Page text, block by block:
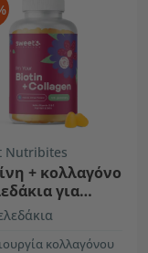
Nutribites
+ κολλαγόνο
για
δέρμα και
κολλαγόνου